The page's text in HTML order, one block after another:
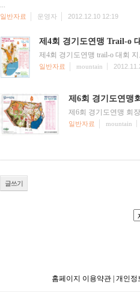
...
일반자료 운영자 2012.12.10 12:19
제4회 경기도연맹 Trail-o
제4회 경기도연맹 trail-o 대회
일반자료 mountain
제6회 경기도연맹
제6회 경기도연맹 회
일반자료 mountain
글쓰기
홈페이지 이용약관 | 개인정